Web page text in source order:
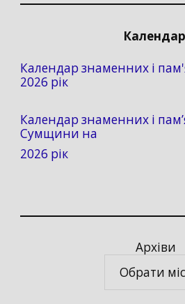
Календар знаменних і
2026 рік
Календар знаменних і
Сумщини на
2026 рік
Архіви